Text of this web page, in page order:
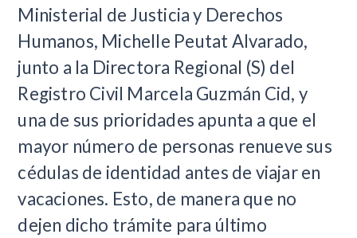
Ministerial de Justicia y Derechos
Humanos, Michelle Peutat Alvarado,
junto a la Directora Regional (S) del
Registro Civil Marcela Guzmán Cid, y
una de sus prioridades apunta a que el
mayor número de personas renueve sus
cédulas de identidad antes de viajar en
vacaciones. Esto, de manera que no
dejen dicho trámite para último